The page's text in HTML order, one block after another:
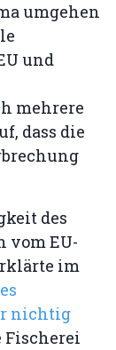
umgehen
und
mehrere
dass die
des
vom EU-
im
nichtig
Fischerei